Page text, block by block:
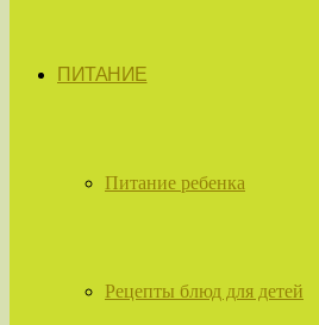
ПИТАНИЕ
Питание ребенка
Рецепты блюд для детей